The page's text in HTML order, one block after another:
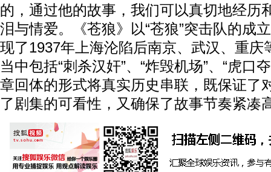
的，通过他的故事，我们可以真切地经历
泪与情爱。《苍狼》以“苍狼”突击队的成
现了1937年上海沦陷后南京、武汉、重庆
当中包括“刺杀汉奸”、“炸毁机场”、“虎口
章回体的形式将真实历史串联，既保证了
了剧集的可看性，又确保了故事节奏紧凑